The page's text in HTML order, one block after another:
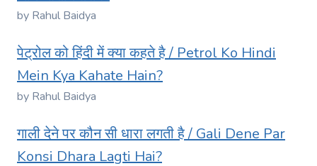
by Rahul Baidya
पेट्रोल को हिंदी में क्या कहते है / Petrol Ko Hindi
Mein Kya Kahate Hain?
by Rahul Baidya
गाली देने पर कौन सी धारा लगती है / Gali Dene Par
Konsi Dhara Lagti Hai?